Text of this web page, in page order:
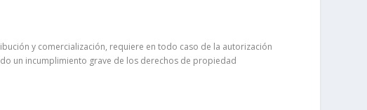
y comercialización, requiere en todo caso de la autorización
un incumplimiento grave de los derechos de propiedad